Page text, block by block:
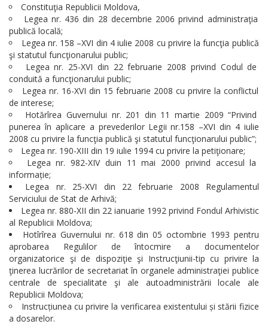
Constituţia Republicii Moldova,
Legea nr. 436 din 28 decembrie 2006 privind administraţia
publică locală;
Legea nr. 158 –XVI din 4 iulie 2008 cu privire la funcţia publică
şi statutul funcţionarului public;
Legea nr. 25-XVI din 22 februarie 2008 privind Codul de
conduită a funcţionarului public;
Legea nr. 16-XVI din 15 februarie 2008 cu privire la conflictul
de interese;
Hotărîrea Guvernului nr. 201 din 11 martie 2009 “Privind
punerea în aplicare a prevederilor Legii nr.158 –XVI din 4 iulie
2008 cu privire la funcţia publică şi statutul funcţionarului public”;
Legea nr. 190-XIII din 19 iulie 1994 cu privire la petiţionare;
Legea nr. 982-XIV duin 11 mai 2000 privind accesul la
informație;
Legea nr. 25-XVI din 22 februarie 2008 Regulamentul
Serviciului de Stat de Arhivă;
Legea nr. 880-XII din 22 ianuarie 1992 privind Fondul Arhivistic
al Republicii Moldova;
Hotîrîrea Guvernului nr. 618 din 05 octombrie 1993 pentru
aprobarea Regulilor de întocmire a documentelor
organizatorice şi de dispoziţie şi Instrucţiunii-tip cu privire la
ţinerea lucrărilor de secretariat în organele administraţiei publice
centrale de specialitate şi ale autoadministrării locale ale
Republicii Moldova;
Instrucțiunea cu privire la verificarea existentului și stării fizice
a dosarelor.